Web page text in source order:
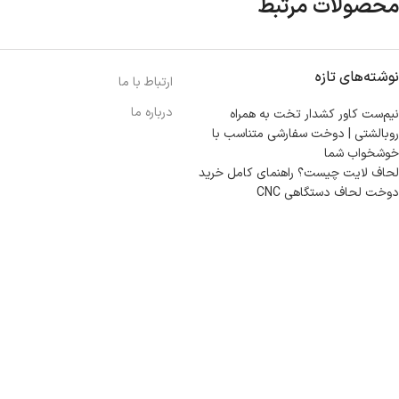
محصولات مرتبط
نوشته‌های تازه
نیم‌ست کاور کشدار تخت به همراه
روبالشتی | دوخت سفارشی متناسب با
خوشخواب شما
لحاف لایت چیست؟ راهنمای کامل خرید
دوخت لحاف دستگاهی CNC
ارتباط با ما
درباره ما